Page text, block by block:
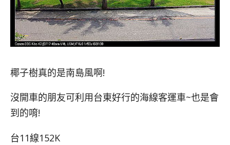
椰子樹真的是南島風啊!
沒開車的朋友可利用台東好行的海線客運車~也是會
到的唷!
台11線152K